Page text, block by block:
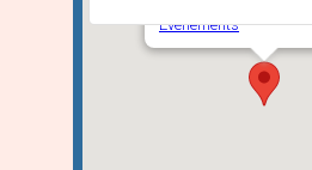
Événements